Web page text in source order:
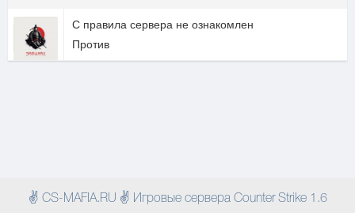
С правила сервера не ознакомлен
Против
✌ CS-MAFIA.RU ✌ Игровые сервера Counter Strike 1.6